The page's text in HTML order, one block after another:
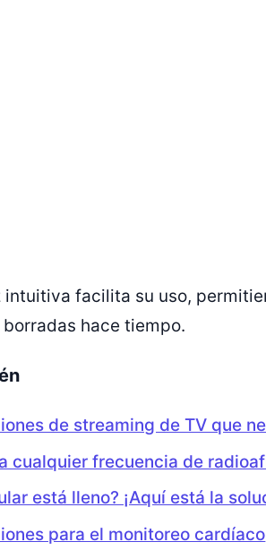
intuitiva facilita su uso,
hace tiempo.
de streaming de TV que
cualquier frecuencia de
está lleno? ¡Aquí está la
para el monitoreo cardíaco